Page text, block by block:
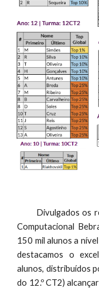
Divulgados os
Computacional
150 mil alunos a
destacamos o
alunos, distribuídos
do 12.º CT2)